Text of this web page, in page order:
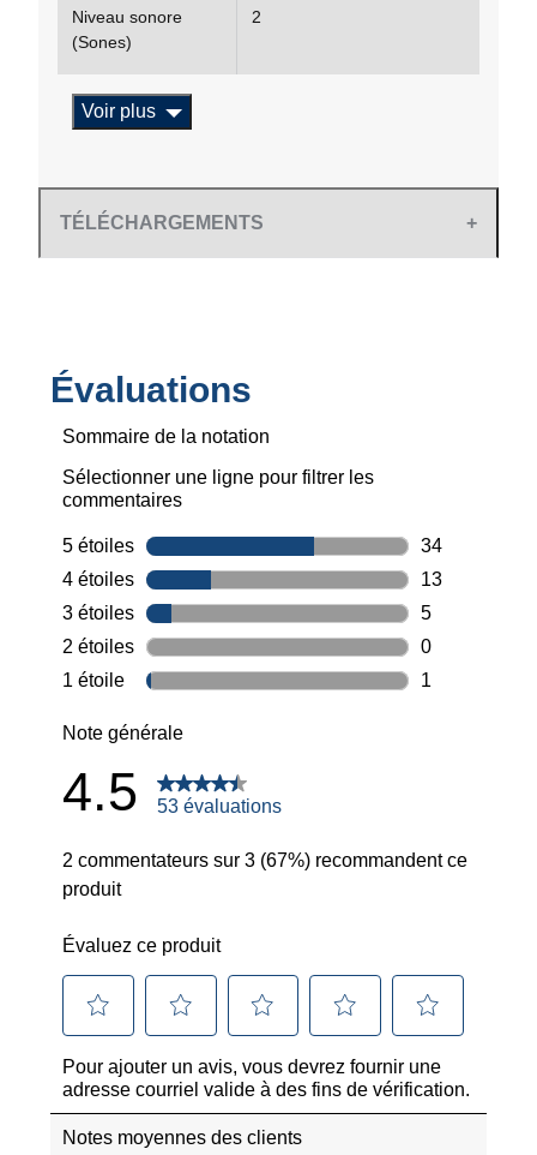
Niveau sonore
(Sones)
2
Voir plus
TÉLÉCHARGEMENTS